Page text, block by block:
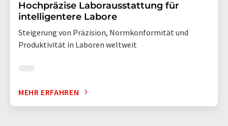
Hochpräzise Laborausstattung für
intelligentere Labore
Steigerung von Präzision, Normkonformität und
Produktivität in Laboren weltweit
MEHR ERFAHREN